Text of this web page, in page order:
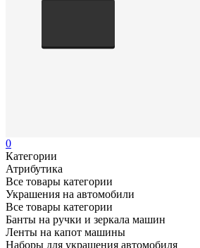
0
Категории
Атрибутика
Все товары категории
Украшения на автомобили
Все товары категории
Банты на ручки и зеркала машин
Ленты на капот машины
Наборы для украшения автомобиля